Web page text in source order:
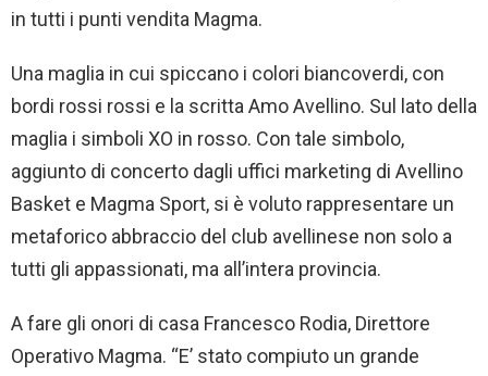
in tutti i punti vendita Magma.
Una maglia in cui spiccano i colori biancoverdi, con
bordi rossi rossi e la scritta Amo Avellino. Sul lato della
maglia i simboli XO in rosso. Con tale simbolo,
aggiunto di concerto dagli uffici marketing di Avellino
Basket e Magma Sport, si è voluto rappresentare un
metaforico abbraccio del club avellinese non solo a
tutti gli appassionati, ma all’intera provincia.
A fare gli onori di casa Francesco Rodia, Direttore
Operativo Magma. “E’ stato compiuto un grande